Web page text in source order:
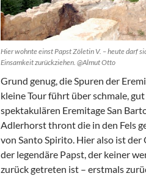
Hier wohnte einst Papst Zöletin V. – heute darf
Einsamkeit zurückziehen. @Almut Otto
Grund genug, die Spuren der
kleine Tour führt über schmale,
spektakulären Eremitage San
Adlerhorst thront die in den Fels
von Santo Spirito. Hier also ist der
der legendäre Papst, der keiner
zurück getreten ist – erstmals